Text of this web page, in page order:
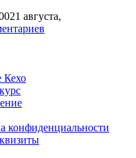
21 августа,
конфиденциальности